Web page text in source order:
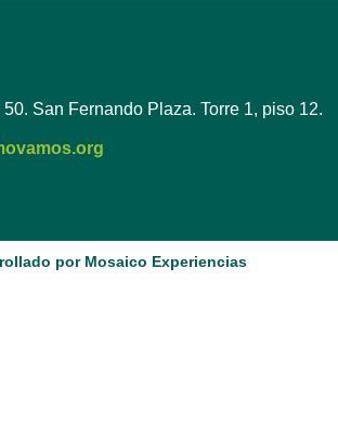
San Fernando Plaza. Torre 1, piso 12.
por Mosaico Experiencias